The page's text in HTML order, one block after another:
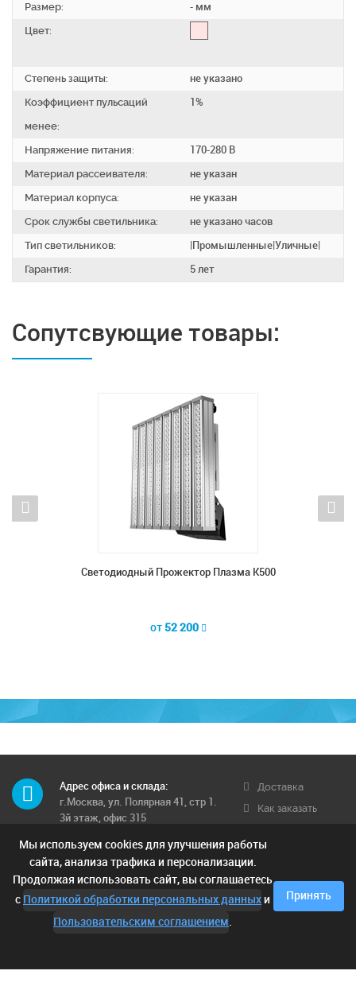
Размер:
- мм
Цвет:
Степень защиты:
не указано
Коэффициент пульсаций
менее:
1%
Напряжение питания:
170-280 В
Материал рассеивателя:
не указан
Материал корпуса:
не указан
Срок службы светильника:
не указано часов
Тип светильников:
|Промышленные|Уличные|
Гарантия:
5 лет
Сопутсвующие товары:
Светодиодный Прожектор Плазма К500
от 52 200
Адрес офиса и склада:
г.Москва, ул. Полярная 41, стр 1.
3й этаж, офис 315
Телефон многоканальный:
8 (495) 662-71-12
8 (925) 249-00-15; 8 (903) 682-42-
05;
Доставка
Как заказать
Условия
доставки
Отзывы
Мы используем cookies для улучшения работы
сайта, анализа трафика и персонализации.
Продолжая использовать сайт, вы соглашаетесь
с Политикой обработки персональных данныхи
Пользовательским соглашением.
Принять